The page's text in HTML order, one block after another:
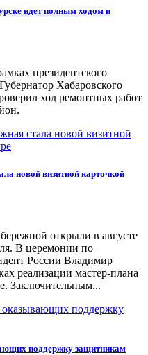
идет полным ходом и
президентского
Хабаровского
ход ремонтных работ
новой визитной карточкой
открыли в августе
В церемонии по
России Владимир
реализации мастер-плана
Заключительным...
поддержку защитникам